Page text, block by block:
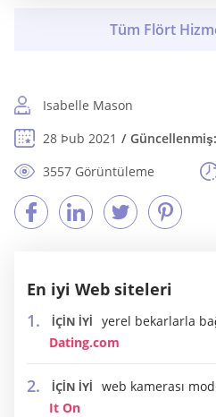
Isabelle Mason
28 Þub 2021
Güncellenmiş:
3557 Görüntüleme
En iyi Web siteleri
İÇİN İYİ
yerel bekarlarla
Dating.com
İÇİN İYİ web kamerası
It On